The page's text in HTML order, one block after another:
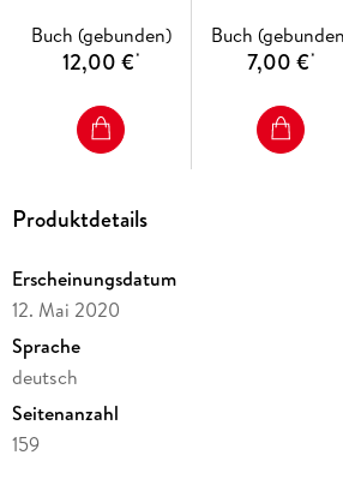
Buch (gebunden)
12,00 €*
Buch
7,00 €*
Produktdetails
Erscheinungsdatum
12. Mai 2020
Sprache
deutsch
Seitenanzahl
159